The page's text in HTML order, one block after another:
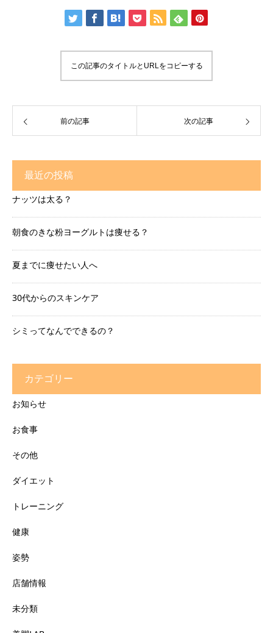
この記事のタイトルとURLをコピーする
前の記事 次の記事
最近の投稿
ナッツは太る？
朝食のきな粉ヨーグルトは痩せる？
夏までに痩せたい人へ
30代からのスキンケア
シミってなんでできるの？
カテゴリー
お知らせ
お食事
その他
ダイエット
トレーニング
健康
姿勢
店舗情報
未分類